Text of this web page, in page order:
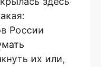
России
их или,